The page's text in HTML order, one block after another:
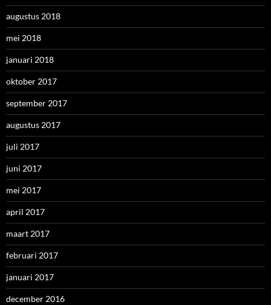
augustus 2018
mei 2018
januari 2018
oktober 2017
september 2017
augustus 2017
juli 2017
juni 2017
mei 2017
april 2017
maart 2017
februari 2017
januari 2017
december 2016